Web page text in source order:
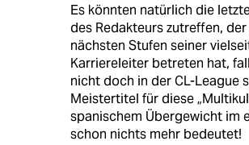
Es könnten natürlich die
des Redakteurs zutreffen,
nächsten Stufen seiner
Karriereleiter betreten hat,
nicht doch in der CL-League
Meistertitel für diese
spanischem Übergewicht im
schon nichts mehr bedeutet!